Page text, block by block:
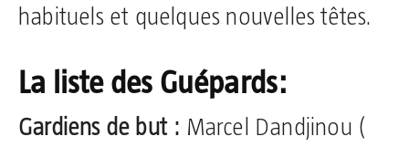
habituels et quelques nouvelles têtes.
La liste des Guépards:
Gardiens de but : Marcel Dandjinou (